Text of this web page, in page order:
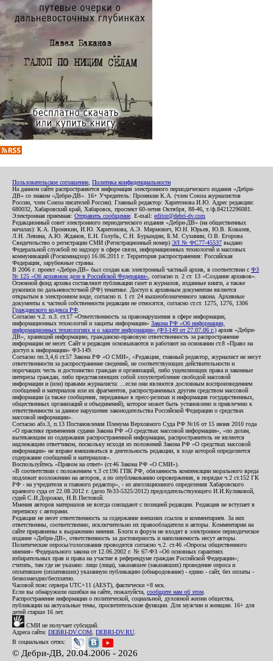
Пользовательское соглашение Политика конфиденциальности
На данном сайте распространяется информация электронного периодического издания «Дебри-
ДВ» со знаком «Дебри-ДВ». 16+ Учредитель: Пронякин К.А. (член Союза журналистов
России, член Союза писателей России). Главный редактор: Харитонова И.Ю. Адрес редакции:
680032, Хабаровский край, Хабаровск, проспект 60-летия Октября, 88-46, т./ф.84212296081.
Электронная приемная: Отправить сообщение . E-mail: editor@debri-dv.com
Редакционный совет электронного периодического издания «Дебри-ДВ» (на общественных
началах): К.А. Пронякин, И.Ю. Харитонова, А.Э. Мирмович, Ю.Н. Юрьев, Ю.В. Ковалев,
Л.Н. Левина, А.Ю. Жданов, Е.Н. Голубь, С.Н. Бурындин, Б.М. Сухинин, О.В. Егорова
Свидетельство о регистрации СМИ (Регистрационный номер) ЭЛ № ФС77-45537 выдано
Федеральной службой по надзору в сфере связи, информационных технологий и массовых
коммуникаций (Роскомнадзор) 16.06.2011 г. Территория распространения: Российская
Федерация, зарубежные страны.
В 2006 г. проект «Дебри-ДВ» был создан как электронный частный архив, в соответствии с ФЗ
№ 125 «Об архивном деле в Российской Федерации» , согласно п. 2 ст. 13 «Создание архивов».
Основной фонд архива составляют публикации газет и журналов, изданные книги, а также
рукописи по дальневосточной (РФ) тематике. Доступ к архивным документам является
открытым в электронном виде, согласно п. 1 ст. 24 вышеобозначенного закона. Архивные
документы к частной собственности редакции не относятся, согласно ст.ст. 1275, 1276, 1306
Гражданского кодекса РФ
Согласно ч.2. п.3. ст.17 «Ответственность за правонарушения в сфере информации,
информационных технологий и защиты информации» Закона РФ «Об информации,
информационных технологиях и о защите информации» (ФЗ-149 от 27.07.06 г.) архив «Дебри-
ДВ», хранящий информацию, гражданско-правовую ответственность за распространение
информации не несет. Сайт и редакция основываются и работают на основании ст.8 «Право на
доступ к информации» ФЗ-149.
Согласно пп.3,4,6 ст.57 Закона РФ «О СМИ», «Редакция, главный редактор, журналист не несут
ответственности за распространение сведений, не соответствующих действительности и
порочащих честь и достоинство граждан и организаций, либо ущемляющих права и законные
интересы граждан, либо представляющих собой злоупотребление свободой массовой
информации и (или) правами журналиста: ...если они являются дословным воспроизведением
сообщений и материалов или их фрагментов, распространенных другим средством массовой
информации (а также сообщения, переданные в пресс-релизах и информация государственных,
общественных организаций и объединений), которое может быть установлено и привлечено к
ответственности за данное нарушение законодательства Российской Федерации о средствах
массовой информации».
Согласно абз.3, п.13 Постановления Пленума Верховного Суда РФ №16 от 15 июня 2010 года
«О практике применения судами Закона РФ «О средствах массовой информации», «по делам,
вытекающим из содержания распространенной информации, распространитель не является
надлежащим ответчиком, поскольку исходя из положений Закона РФ «О средствах массовой
информации» не вправе вмешиваться в деятельность редакции, в ходе которой определяется
содержание сообщений и материалов».
Воспользуйтесь «Правом на ответ» (ст.46 Закона РФ «О СМИ»).
«В соответствии с положением ч.3 ст.196 ГПК РФ, обязанность компенсации морального вреда
подлежит возложению на авторов, а по опубликованию опровержения, в порядке ч.2 ст.152 ГК
РФ - на учредителя и главного редактор», - из апелляционного определения Хабаровского
краевого суда от 22.08.2012 г. (дело №33-5325/2012) председательствующего И.И.Куликовой,
судей С.И.Дорожко, Н.В.Пестовой.
Мнения авторов материалов не всегда совпадают с позицией редакции. Редакция не вступает в
переписку с авторами.
Редакция не несет ответственность за содержание внешних ссылок и комментариев. За них
ответственны, соответственно, исключительно их правообладатели и авторы. Комментарии на
сайте приравнены к выражению мнения. Блоги и форум не входят в электронное периодическое
издание «Дебри-ДВ», ответственность за достоверность и наполняемость несут авторы.
Политические опросы/голосования проводятся согласно ч.2. ст.46 «Опросы общественного
мнения» Федерального закона от 12.06.2002 г. № 67-ФЗ «Об основных гарантиях
избирательных прав и права на участие в референдуме граждан Российской Федерации»;
считать, там где не указано: лицо (лица), заказавшее (заказавших) проведение опроса и
оплатившее (оплативших) указанную публикацию (обнародование) - едино - сайт, без оплаты -
безвозмездно/бесплатно.
Часовой пояс сервера UTC+11 (AEST), фактически +8 мск.
Если вы обнаружили ошибки на сайте, пожалуйста, сообщите нам об этом
Распространение информации о политической, социальной, духовной жизни общества,
публикации на актуальные темы, просветительские функции. Для мужчин и женщин. 16+ для
детей старше 16 лет.
СМИ не получает субсидий.
Адреса сайта: DEBRI-DV.COM DEBRI-DV.RU
В социальных сетях:
© Дебри-ДВ, 20.04.2006 - 2026